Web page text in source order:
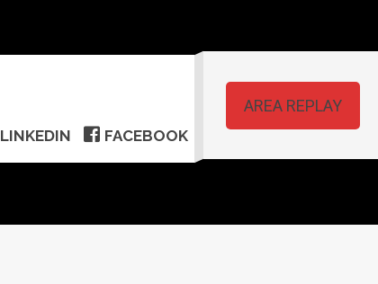
LINKEDIN FACEBOOK
AREA REPLAY